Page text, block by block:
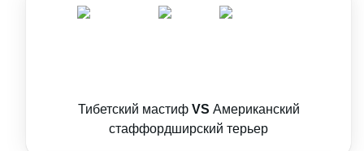
Тибетский мастиф VS Американский
стаффордширский терьер